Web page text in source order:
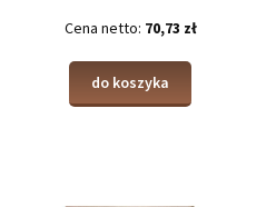
Cena netto: 70,73 zł
do koszyka